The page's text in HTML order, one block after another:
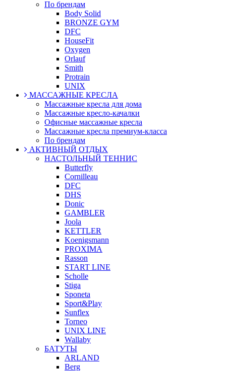
По брендам
Body Solid
BRONZE GYM
DFC
HouseFit
Oxygen
Orlauf
Smith
Protrain
UNIX
МАССАЖНЫЕ КРЕСЛА
Массажные кресла для дома
Массажные кресло-качалки
Офисные массажные кресла
Массажные кресла премиум-класса
По брендам
АКТИВНЫЙ ОТДЫХ
НАСТОЛЬНЫЙ ТЕННИС
Butterfly
Cornilleau
DFC
DHS
Donic
GAMBLER
Joola
KETTLER
Koenigsmann
PROXIMA
Rasson
START LINE
Scholle
Stiga
Sponeta
Sport&Play
Sunflex
Torneo
UNIX LINE
Wallaby
БАТУТЫ
ARLAND
Berg